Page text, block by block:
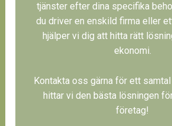
tjänster efter dina specifika
du driver en enskild firma eller
hjälper vi dig att hitta rätt
ekonomi.
Kontakta oss gärna för ett
hittar vi den bästa lösningen
företag!